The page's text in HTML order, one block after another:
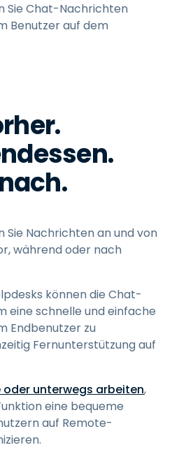
Sie Chat-Nachrichten
Benutzer auf dem
Sie Nachrichten an und von
während oder nach
können die Chat-
eine schnelle und einfache
Endbenutzer zu
Fernunterstützung auf
oder unterwegs arbeiten,
eine bequeme
auf Remote-